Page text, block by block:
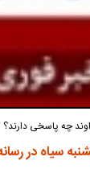
چه پاسخی دارند؟
سیاه در